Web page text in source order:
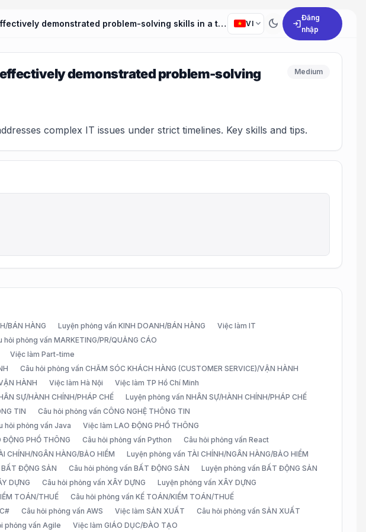
Can you describe a situation where you effectively demonstrated problem-solving skills in a tight deadline? VIexpand_more dark_mode login
Đăng
nhập
demonstrated problem-solving
Medium
complex IT issues under strict timelines. Key skills and tips.
BÁN HÀNG Luyện phỏng vấn KINH DOANH/BÁN HÀNG
Việc làm IT
hỏi phỏng vấn MARKETING/PR/QUẢNG CÁO
Việc làm Part-time
Câu hỏi phỏng vấn CHĂM SÓC KHÁCH HÀNG (CUSTOMER SERVICE)/VẬN HÀNH
HÀNH
Việc làm Hà Nội
Việc làm TP Hồ Chí Minh
SỰ/HÀNH CHÍNH/PHÁP CHẾ
Luyện phỏng vấn NHÂN SỰ/HÀNH CHÍNH/PHÁP CHẾ
TIN
Câu hỏi phỏng vấn CÔNG NGHỆ THÔNG TIN
hỏi phỏng vấn Java
Việc làm LAO ĐỘNG PHỔ THÔNG
PHỔ THÔNG Câu hỏi phỏng vấn Python
Câu hỏi phỏng vấn React
CHÍNH/NGÂN HÀNG/BẢO HIỂM
Luyện phỏng vấn TÀI CHÍNH/NGÂN HÀNG/BẢO HIỂM
ĐỘNG SẢN Câu hỏi phỏng vấn BẤT ĐỘNG SẢN
Luyện phỏng vấn BẤT ĐỘNG SẢN
DỰNG Câu hỏi phỏng vấn XÂY DỰNG
Luyện phỏng vấn XÂY DỰNG
TOÁN/THUẾ
Câu hỏi phỏng vấn KẾ TOÁN/KIỂM TOÁN/THUẾ
Câu hỏi phỏng vấn AWS Việc làm SẢN XUẤT
Câu hỏi phỏng vấn SẢN XUẤT
phỏng vấn Agile Việc làm GIÁO DỤC/ĐÀO TẠO